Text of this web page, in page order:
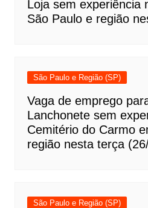
Loja sem experiência
São Paulo e região
São Paulo e Região (SP)
Vaga de emprego
Lanchonete sem
Cemitério do Carmo
região nesta terça
São Paulo e Região (SP)